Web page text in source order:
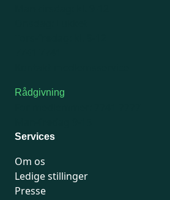
Rådgivning
Services
Om os
Ledige stillinger
Presse